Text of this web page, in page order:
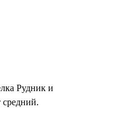
Рудник и
средний.